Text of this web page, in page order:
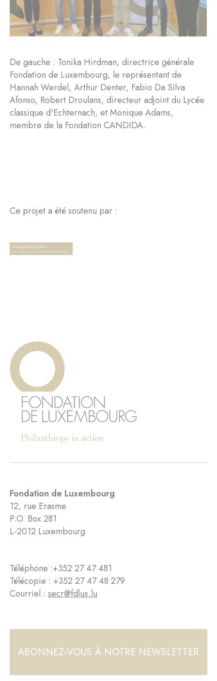
De gauche : Tonika Hirdman, directrice générale
Fondation de Luxembourg, le représentant de
Hannah Werdel, Arthur Denter, Fabio Da Silva
Afonso, Robert Droulans, directeur adjoint du Lycée
classique d'Echternach, et Monique Adams,
membre de la Fondation CANDIDA.
Ce projet a été soutenu par :
Fondation de Luxembourg
12, rue Erasme
P.O. Box 281
L-2012 Luxembourg
Téléphone :+352 27 47 481
Télécopie : +352 27 47 48 279
Courriel : secr@fdlux.lu
ABONNEZ-VOUS À NOTRE NEWSLETTER